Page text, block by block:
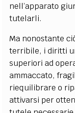
nell’apparato
tutelarli.
Ma nonostante
terribile, i diritti
superiori ad
ammaccato,
riequilibrare o
attivarsi per